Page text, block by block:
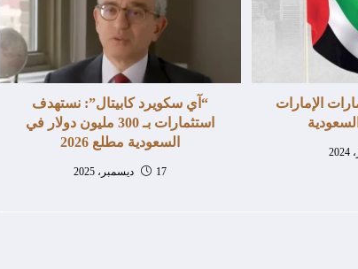
“آي سكويرد كابيتال”: نستهدف
استثمارات بـ 300 مليون دولار في
السعودية مطلع 2026
17 ديسمبر، 2025
الإمارات